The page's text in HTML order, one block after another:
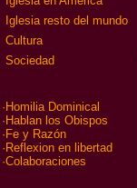
Iglesia resto del mundo
Cultura
Sociedad
· Homilia Dominical
· Hablan los Obispos
· Fe y Razón
· Reflexion en libertad
·Colaboraciones